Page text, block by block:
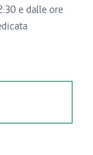
e dalle ore